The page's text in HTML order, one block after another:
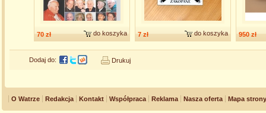
70 zł do koszyka 7 zł do koszyka 950 zł
Dodaj do: Drukuj
O Watrze Redakcja Kontakt Współpraca Reklama Nasza oferta Mapa strony